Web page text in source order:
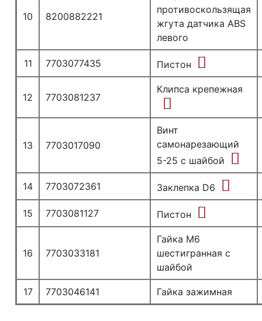
10 8200882221
противоскользящая
жгута датчика ABS
левого
11 7703077435 Пистон
12 7703081237
Клипса крепежная
13 7703017090
Винт
самонарезающий
5-25 с шайбой
14 7703072361 Заклепка D6
15 7703081127 Пистон
16 7703033181
Гайка М6
шестигранная с
шайбой
17 7703046141 Гайка зажимная